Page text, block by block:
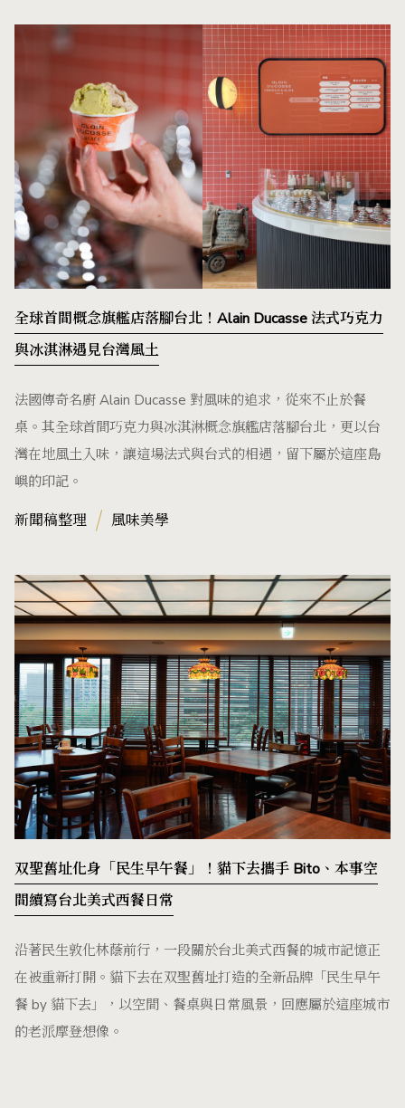
全球首間概念旗艦店落腳台北！Alain Ducasse 法式巧克力
與冰淇淋遇見台灣風土
法國傳奇名廚 Alain Ducasse 對風味的追求，從來不止於餐
桌。其全球首間巧克力與冰淇淋概念旗艦店落腳台北，更以台
灣在地風土入味，讓這場法式與台式的相遇，留下屬於這座島
嶼的印記。
新聞稿整理 風味美學
双聖舊址化身「民生早午餐」！貓下去攜手 Bito、本事空
間續寫台北美式西餐日常
沿著民生敦化林蔭前行，一段關於台北美式西餐的城市記憶正
在被重新打開。貓下去在双聖舊址打造的全新品牌「民生早午
餐 by 貓下去」，以空間、餐桌與日常風景，回應屬於這座城市
的老派摩登想像。